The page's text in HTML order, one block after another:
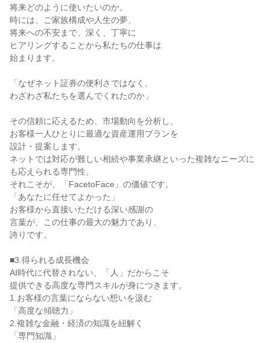
将来どのように使いたいのか。
時には、ご家族構成や人生の夢、
将来への不安まで、深く、丁寧に
ヒアリングすることから私たちの仕事は
始まります。
「なぜネット証券の便利さではなく、
わざわざ私たちを選んでくれたのか」
その信頼に応えるため、市場動向を分析し、
お客様一人ひとりに最適な資産運用プランを
設計・提案します。
ネットでは対応が難しい相続や事業承継といった複雑なニーズに
も応えられる専門性。
それこそが、「FacetoFace」の価値です。
「あなたに任せてよかった」
お客様から直接いただける深い感謝の
言葉が、この仕事の最大の魅力であり、
誇りです。
■3.得られる成長機会
AI時代に代替されない、「人」だからこそ
提供できる高度な専門スキルが身につきます。
1.お客様の言葉にならない想いを汲む
「高度な傾聴力」
2.複雑な金融・経済の知識を紐解く
「専門知識」